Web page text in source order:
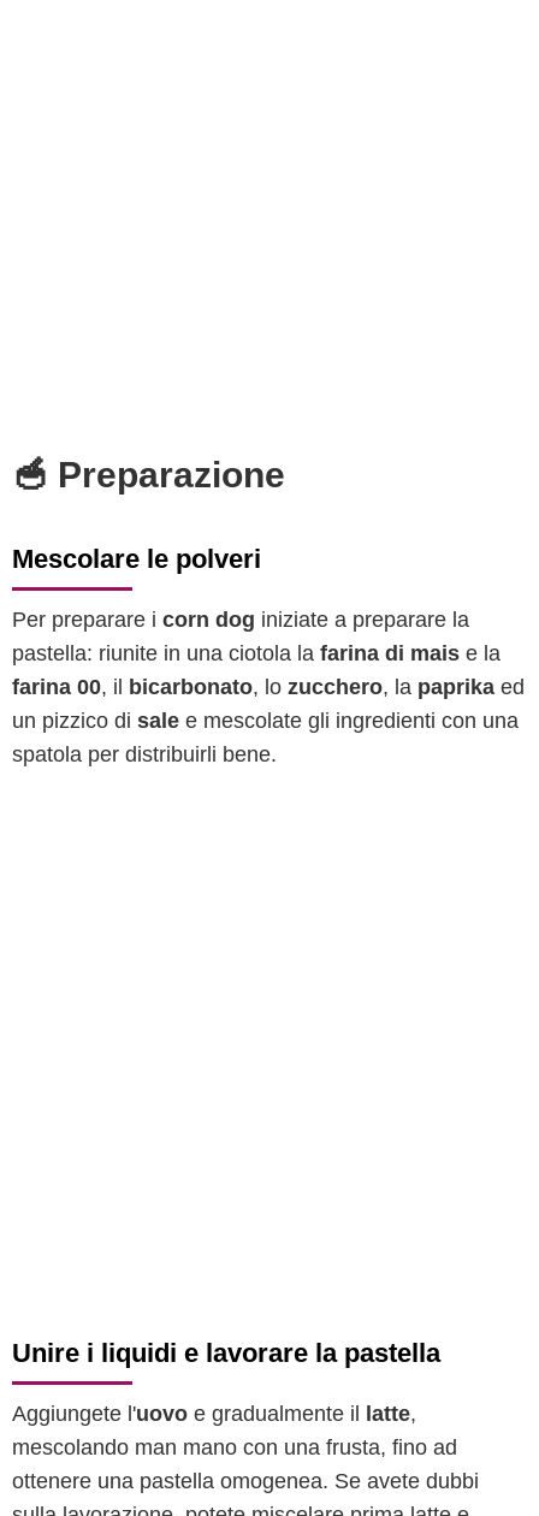
🥣 Preparazione
Mescolare le polveri
Per preparare i corn dog iniziate a preparare la
pastella: riunite in una ciotola la farina di mais e la
farina 00, il bicarbonato, lo zucchero, la paprika ed
un pizzico di sale e mescolate gli ingredienti con una
spatola per distribuirli bene.
Unire i liquidi e lavorare la pastella
Aggiungete l'uovo e gradualmente il latte,
mescolando man mano con una frusta, fino ad
ottenere una pastella omogenea. Se avete dubbi